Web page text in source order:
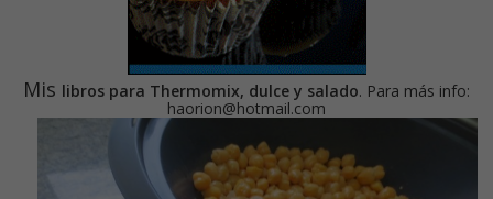
Mis libros para Thermomix, dulce y salado. Para más info:
haorion@hotmail.com